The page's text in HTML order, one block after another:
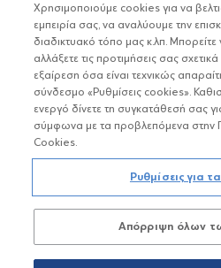
Δείτε τις πολιτικές μας
Βασικές Γνώσεις
Τα νέα μας
Χρήσιμοι σύνδεσμοι
H Eurobank Asset Management
Επενδυτική φιλοσοφία ESG
Πιστοποιημένα στελέχη και
Αποστολή Βιογραφικών
ΟΙ ΟΣΕΚΑ ΔΕΝ ΕΧΟΥΝ
ΠΡΟΗΓΟΥΜΕΝΕΣ ΑΠΟΔΟΣΕΙΣ
Copyright ©
Προστασία
Όροι
Χρησιμοποιούμε cookies για να
εμπειρία σας, να αναλύουμε την
διαδικτυακό τόπο μας κ.λπ. Μπορείτε
αλλάξετε τις προτιμήσεις σας
εξαίρεση όσα είναι τεχνικώς
σύνδεσμο «Ρυθμίσεις cookies».
ενεργό δίνετε τη συγκατάθεσή σας
σύμφωνα με τα προβλεπόμενα στην
Cookies.
Ρυθμίσεις για
Απόρριψη όλων